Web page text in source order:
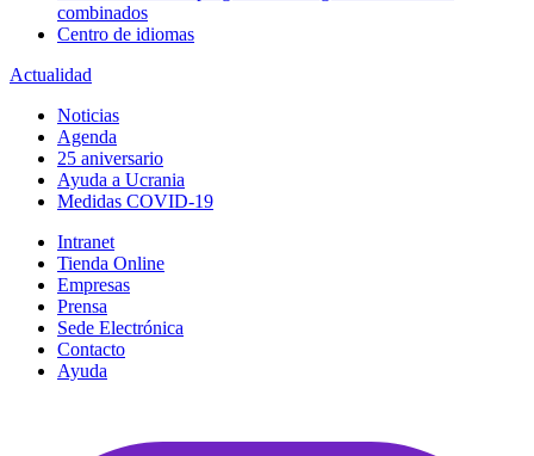
combinados
Centro de idiomas
Actualidad
Noticias
Agenda
25 aniversario
Ayuda a Ucrania
Medidas COVID-19
Intranet
Tienda Online
Empresas
Prensa
Sede Electrónica
Contacto
Ayuda